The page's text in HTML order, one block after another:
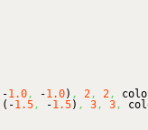
-1.0, -1.0) , 2, 2,
( -1.5, -1.5) , 3, 3,